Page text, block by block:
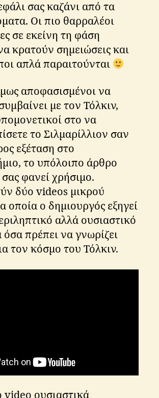
σας καζάνι από τα
Οι πιο θαρραλέοι
σε εκείνη τη φάση
κρατούν σημειώσεις και
απλά παραιτούνται
αποφασισμένοι να
με τον Τόλκιν,
στο να
το Σιλμαρίλλιον σαν
εξέταση στο
το υπόλοιπο άρθρο
φανεί χρήσιμο.
δύο videos μικρού
οποία ο δημιουργός εξηγεί
αλλά ουσιαστικό
πρέπει να γνωρίζει
τον κόσμο του Τόλκιν.
video ουσιαστικά